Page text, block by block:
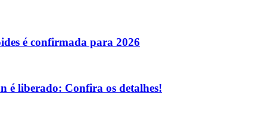
é confirmada para 2026
é liberado: Confira os detalhes!